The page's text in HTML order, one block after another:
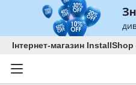
Інтернет-магазин